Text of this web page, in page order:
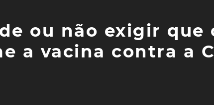
ou não exigir que
a vacina contra a